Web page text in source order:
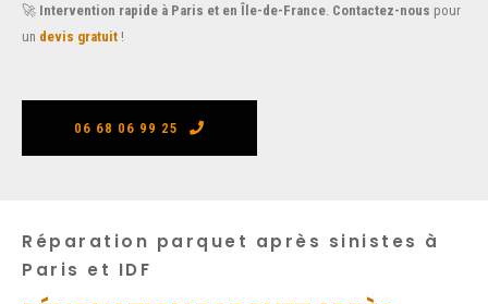
🚀 Intervention rapide à Paris et en Île-de-France Contactez-nous pour
un devis gratuit !
06 68 06 99 25
Réparation parquet après sinistes à
Paris et IDF